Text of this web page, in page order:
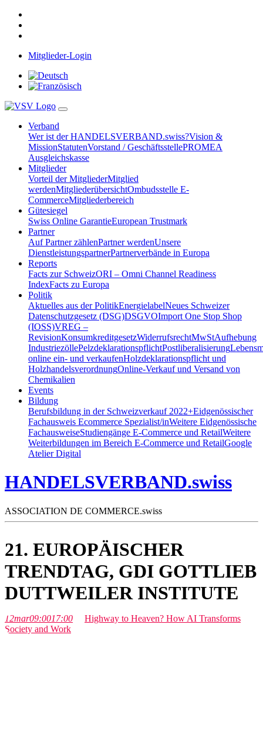
Mitglieder-Login
Verband
Wer ist der HANDELSVERBAND.swiss?Vision &
MissionStatutenVorstand / GeschäftsstellePROMEA
Ausgleichskasse
Mitglieder
Vorteil der MitgliederMitglied
werdenMitgliederübersichtOmbudsstelle E-
CommerceMitgliederbereich
Gütesiegel
Swiss Online GarantieEuropean Trustmark
Partner
Auf Partner zählenPartner werdenUnsere
DienstleistungspartnerPartnerverbände in Europa
Reports
Facts zur SchweizORI – Omni Channel Readiness
IndexFacts zu Europa
Politik
Aktuelles aus der PolitikEnergielabelNeues Schweizer
Datenschutzgesetz (DSG)DSGVOImport One Stop Shop
(IOSS)VREG –
RevisionKonsumkreditgesetzWiderrufsrechtMwStAufhebung
IndustriezöllePelzdeklarationspflichtPostliberalisierung
online ein- und verkaufenHolzdeklarationspflicht und
HolzhandelsverordnungOnline-Verkauf und Versand von
Chemikalien
Events
Bildung
Berufsbildung in der Schweizverkauf 2022+Eidgenössischer
Fachausweis Ecommerce Spezialist/inWeitere Eidgenössische
FachausweiseStudiengänge E-Commerce und RetailWeitere
Weiterbildungen im Bereich E-Commerce und RetailGoogle
Atelier Digital
HANDELSVERBAND.swiss
ASSOCIATION DE COMMERCE.swiss
21. EUROPÄISCHER
TRENDTAG, GDI GOTTLIEB
DUTTWEILER INSTITUTE
12mar09:0017:00
Highway to Heaven? How AI Transforms
Society and Work